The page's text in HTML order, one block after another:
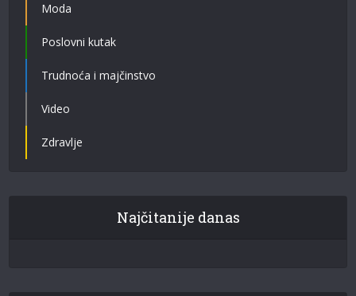
Moda
Poslovni kutak
Trudnoća i majčinstvo
Video
Zdravlje
Najčitanije danas